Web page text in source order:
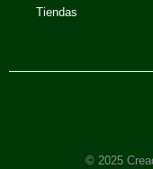
Tiendas
© 2025